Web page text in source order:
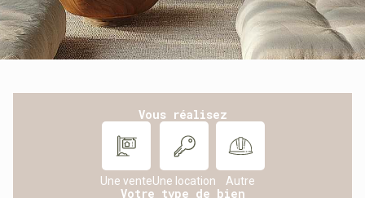
Vous réalisez
Une venteUne location Autre
Votre type de bien